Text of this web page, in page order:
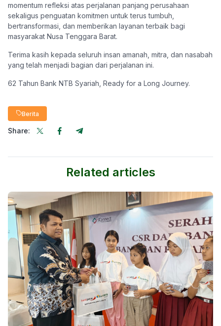
momentum refleksi atas perjalanan panjang perusahaan
sekaligus penguatan komitmen untuk terus tumbuh,
bertransformasi, dan memberikan layanan terbaik bagi
masyarakat Nusa Tenggara Barat.
Terima kasih kepada seluruh insan amanah, mitra, dan nasabah
yang telah menjadi bagian dari perjalanan ini.
62 Tahun Bank NTB Syariah, Ready for a Long Journey.
Berita
Share:
Related articles